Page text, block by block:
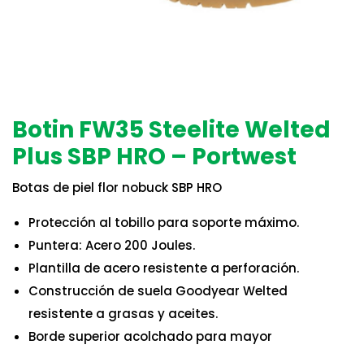
Botin FW35 Steelite Welted
Plus SBP HRO – Portwest
Botas de piel flor nobuck SBP HRO
Protección al tobillo para soporte máximo.
Puntera: Acero 200 Joules.
Plantilla de acero resistente a perforación.
Construcción de suela Goodyear Welted
resistente a grasas y aceites.
Borde superior acolchado para mayor